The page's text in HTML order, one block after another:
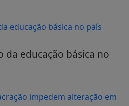
da educação básica no